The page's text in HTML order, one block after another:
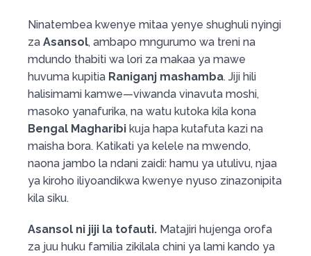
Ninatembea kwenye mitaa yenye shughuli nyingi
za Asansol, ambapo mngurumo wa treni na
mdundo thabiti wa lori za makaa ya mawe
huvuma kupitia Raniganj mashamba. Jiji hili
halisimami kamwe—viwanda vinavuta moshi,
masoko yanafurika, na watu kutoka kila kona
Bengal Magharibi kuja hapa kutafuta kazi na
maisha bora. Katikati ya kelele na mwendo,
naona jambo la ndani zaidi: hamu ya utulivu, njaa
ya kiroho iliyoandikwa kwenye nyuso zinazonipita
kila siku.
Asansol ni jiji la tofauti. Matajiri hujenga orofa
za juu huku familia zikilala chini ya lami kando ya